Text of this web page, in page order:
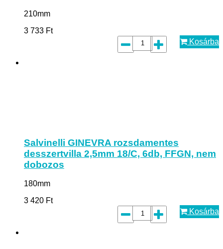
210mm
3 733 Ft
Kosárba
Salvinelli GINEVRA rozsdamentes
desszertvilla 2,5mm 18/C, 6db, FFGN, nem
dobozos
180mm
3 420 Ft
Kosárba